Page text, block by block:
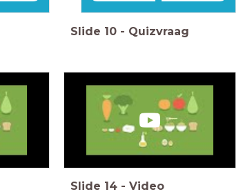
Slide 10 - Quizvraag
Slide 14 - Video